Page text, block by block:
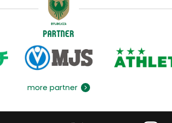
PARTNER
more partner